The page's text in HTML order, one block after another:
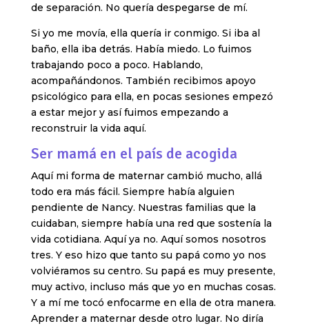
de separación. No quería despegarse de mí.
Si yo me movía, ella quería ir conmigo. Si iba al
baño, ella iba detrás. Había miedo. Lo fuimos
trabajando poco a poco. Hablando,
acompañándonos. También recibimos apoyo
psicológico para ella, en pocas sesiones empezó
a estar mejor y así fuimos empezando a
reconstruir la vida aquí.
Ser mamá en el país de acogida
Aquí mi forma de maternar cambió mucho, allá
todo era más fácil. Siempre había alguien
pendiente de Nancy. Nuestras familias que la
cuidaban, siempre había una red que sostenía la
vida cotidiana. Aquí ya no. Aquí somos nosotros
tres. Y eso hizo que tanto su papá como yo nos
volviéramos su centro. Su papá es muy presente,
muy activo, incluso más que yo en muchas cosas.
Y a mí me tocó enfocarme en ella de otra manera.
Aprender a maternar desde otro lugar. No diría